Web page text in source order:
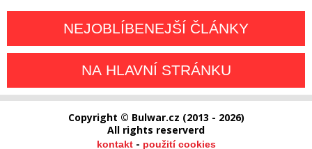
NEJOBLÍBENEJŠÍ ČLÁNKY
NA HLAVNÍ STRÁNKU
Copyright © Bulwar.cz (2013 - 2026)
All rights reserverd
kontakt- použití cookies